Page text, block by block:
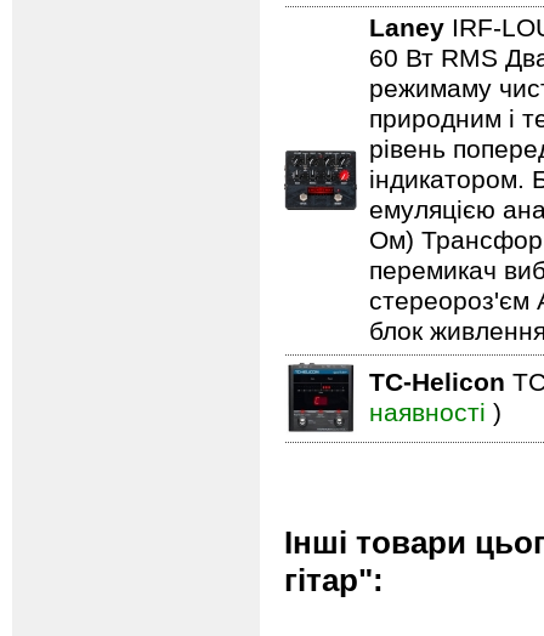
Laney IRF-
60 Вт RMS
режимаму
природним і
рівень
індикатором.
емуляцією
Ом)
перемикач
стереороз'єм
блок
TC-Helicon
наявності )
Інші товари
гітар":